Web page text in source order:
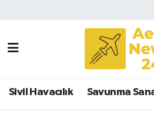
Sivil Havacılık Savunma